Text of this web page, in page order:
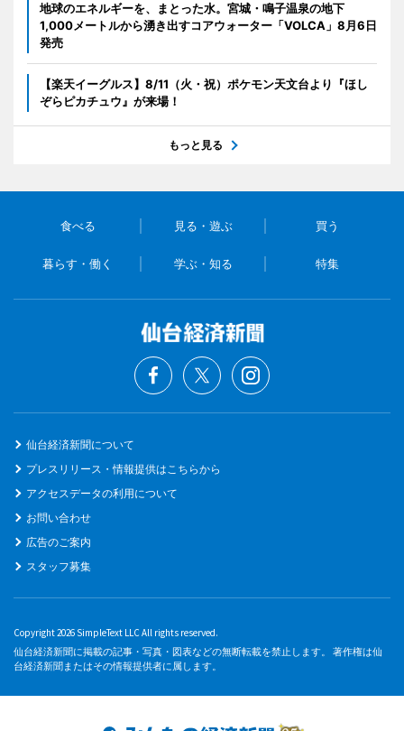
地球のエネルギーを、まとった水。宮城・鳴子温泉の地下
1,000メートルから湧き出すコアウォーター「VOLCA」8月6日
発売
【楽天イーグルス】8/11（火・祝）ポケモン天文台より『ほし
ぞらピカチュウ』が来場！
もっと見る
食べる 見る・遊ぶ 買う
暮らす・働く 学ぶ・知る 特集
仙台経済新聞について
プレスリリース・情報提供はこちらから
アクセスデータの利用について
お問い合わせ
広告のご案内
スタッフ募集
Copyright 2026 SimpleText LLC All rights reserved.
仙台経済新聞に掲載の記事・写真・図表などの無断転載を禁止します。 著作権は仙
台経済新聞またはその情報提供者に属します。